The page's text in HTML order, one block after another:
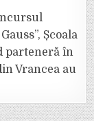
Școala
parteneră în
Vrancea au